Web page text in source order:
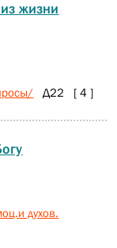
жизни
Д22 [ 4 ]
духов.